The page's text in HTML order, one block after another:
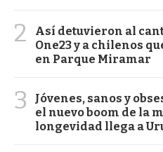
2
Así detuvieron al
One23 y a chilenos
en Parque Miramar
3
Jóvenes, sanos y
el nuevo boom de la
longevidad llega a